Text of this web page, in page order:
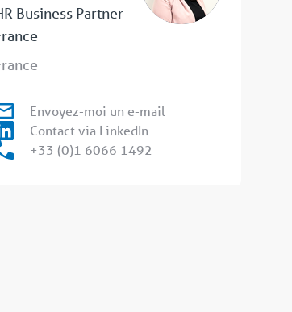
Business Partner
Envoyez-moi un e-mail
Contact via LinkedIn
+33 (0)1 6066 1492